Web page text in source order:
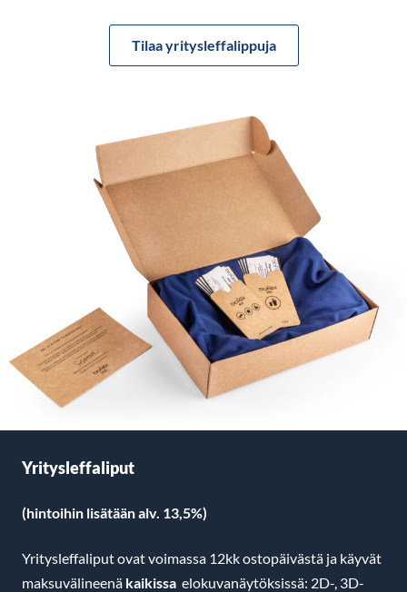
Tilaa yritysleffalippuja
Yritysleffaliput
(hintoihin lisätään alv. 13,5%)
Yritysleffaliput ovat voimassa 12kk ostopäivästä ja käyvät
maksuvälineenä kaikissa elokuvanäytöksissä: 2D-, 3D-